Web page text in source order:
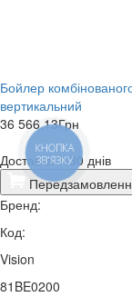
Бойлер
вертикальний
36 566,13Грн
Доставка 7-30 днів
Бренд:
Код:
Vision
81BE0200
КНОПКА
ЗВ'ЯЗКУ